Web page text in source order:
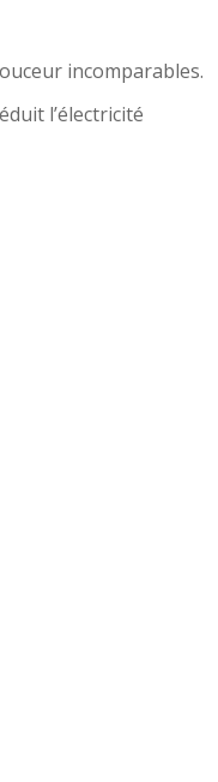
incomparables.
l’électricité